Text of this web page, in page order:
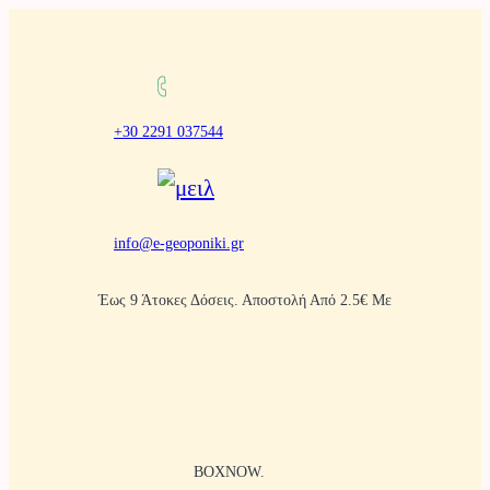
+30 2291 037544
info@e-geoponiki.gr
Έως 9 Άτοκες Δόσεις. Αποστολή Από 2.5€ Με
BOXNOW.